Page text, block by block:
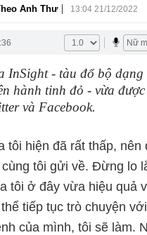
Anh Thư | 13:04 21/12/2022
InSight - tàu đổ bộ dạng
hành tinh đỏ - vừa được
và Facebook.
tôi hiện đã rất thấp, nên
cùng tôi gửi về. Đừng lo
tôi ở đây vừa hiệu quả
tiếp tục trò chuyện
của mình, tôi sẽ làm.